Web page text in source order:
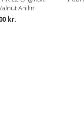
Anilin
kr.